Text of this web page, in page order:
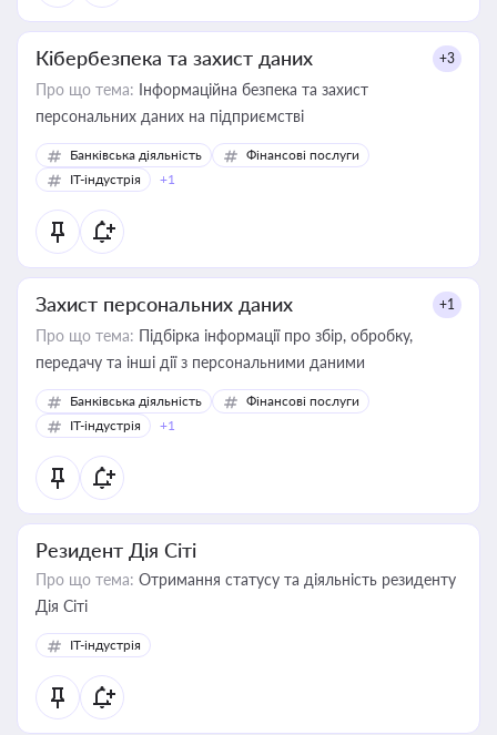
Кібербезпека та захист даних +3
Про що тема: Інформаційна безпека та захист
персональних даних на підприємстві
Банківська діяльність
Фінансові послуги
IT-індустрія
+1
Захист персональних даних +1
Про що тема: Підбірка інформації про збір, обробку,
передачу та інші дії з персональними даними
Банківська діяльність
Фінансові послуги
IT-індустрія
+1
Резидент Дія Сіті
Про що тема: Отримання статусу та діяльність резиденту
Дія Сіті
IT-індустрія